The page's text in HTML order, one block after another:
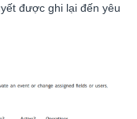
được ghi lại đến yêu